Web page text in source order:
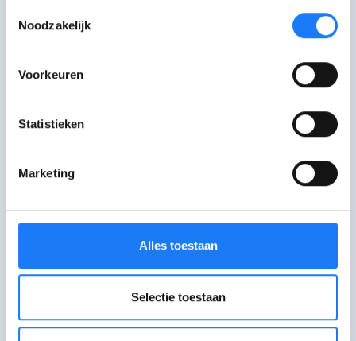
Noodzakelijk
Voorkeuren
Statistieken
Marketing
Alles toestaan
Selectie toestaan
Moet
ik een belastingaangifte indienen?
Vanaf 18 jaar: alle belastbare inkomsten
Je dient in je eigen naam een aangifte in
Voorbeeld: uit een
studentenjob, als student-
zelfstandige of alsinfluencer
Roerendeinkomsten
Voorbeeld: inkomsten uit